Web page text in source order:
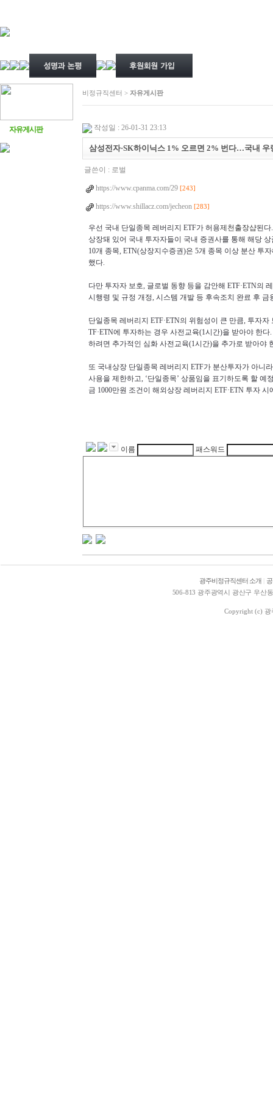
자유게시판
비정규직센터 > 자유게시판
작성일 : 26-01-31 23:13
삼성전자·SK하이닉스 1% 오르면 2% 번다…국내 우
글쓴이 : 로벌
https://www.cpanma.com/29 [243]
https://www.shillacz.com/jecheon [283]
우선 국내 단일종목 레버리지 ETF가 허용제천출장샵된
상장돼 있어 국내 투자자들이 국내 증권사를 통해 해당
10개 종목, ETN(상장지수증권)은 5개 종목 이상 분산 투
했다.
다만 투자자 보호, 글로벌 동향 등을 감안해 ETF·ETN의
시행령 및 규정 개정, 시스템 개발 등 후속조치 완료 후
단일종목 레버리지 ETF·ETN의 위험성이 큰 만큼, 투자
TF·ETN에 투자하는 경우 사전교육(1시간)을 받아야 한
하려면 추가적인 심화 사전교육(1시간)을 추가로 받아야
또 국내상장 단일종목 레버리지 ETF가 분산투자가 아니
사용을 제한하고, ‘단일종목’ 상품임을 표기하도록 할 예
금 1000만원 조건이 해외상장 레버리지 ETF·ETN 투자 시
이름 패스워드
광주비정규직센터 소개
506-813 광주광역시 광산구 우산
Copyright (c) 광